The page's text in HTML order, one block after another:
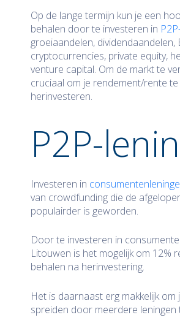
Op de lange termijn kun je een
behalen door te investeren in
groeiaandelen, dividendaandelen,
cryptocurrencies, private equity,
venture capital. Om de markt te
cruciaal om je rendement/rente te
herinvesteren.
P2P-
Investeren in
van crowdfunding die de
populairder is geworden.
Door te investeren in
Litouwen is het mogelijk om 12%
behalen na herinvestering.
Het is daarnaast erg makkelijk om
spreiden door meerdere leningen